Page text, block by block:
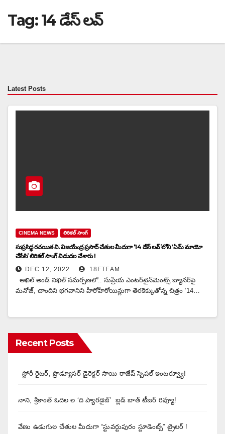
Tag:14 డేస్ లవ్
Latest Posts
CINEMA NEWS లిరికల్ సాంగ్
సుప్రసిద్ధ రచయిత వి. విజయేంద్ర ప్రసాద్ చేతుల మీదుగా ‘14 డేస్ లవ్’లోని ‘ఏమ్ మాయో
చేసేసి’ లిరికల్ సాంగ్ విడుదల చేశారు !
DEC 12, 2022 18FTEAM
అఖిల్ అండ్ నిఖిల్ సమర్పణలో.. సుప్రియ ఎంటర్‌టైన్‌మెంట్స్ బ్యానర్‌పై
మనోజ్, చాందిని భగవానిని హీరోహీరోయిన్లుగా తెరకెక్కుతోన్న చిత్రం ‘14…
Recent Posts
స్టోరీ రైటర్, ప్రొడ్యూసర్ డైరెక్టర్ సాయి రాజేష్ స్పెషల్ ఇంటర్వ్యూ!
నాని, శ్రీకాంత్ ఓదెల ల ‘ది ప్యారడైజ్’ బ్లడ్ బాత్ టీజర్ రివ్యూ!
వేణు ఉడుగుల చేతుల మీదుగా “స్టువర్టుపురం స్టూడెంట్స్” ట్రైలర్ !